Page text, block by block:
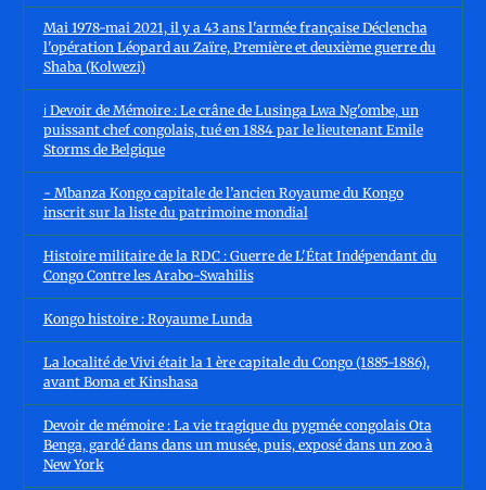
Mai 1978-mai 2021, il y a 43 ans l'armée française Déclencha
l'opération Léopard au Zaïre, Première et deuxième guerre du
Shaba (Kolwezi)
ℹ️ Devoir de Mémoire : Le crâne de Lusinga Lwa Ng'ombe, un
puissant chef congolais, tué en 1884 par le lieutenant Emile
Storms de Belgique
- Mbanza Kongo capitale de l’ancien Royaume du Kongo
inscrit sur la liste du patrimoine mondial
Histoire militaire de la RDC : Guerre de L'État Indépendant du
Congo Contre les Arabo-Swahilis
Kongo histoire : Royaume Lunda
La localité de Vivi était la 1 ère capitale du Congo (1885-1886),
avant Boma et Kinshasa
Devoir de mémoire : La vie tragique du pygmée congolais Ota
Benga, gardé dans dans un musée, puis, exposé dans un zoo à
New York